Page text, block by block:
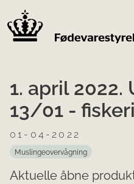
1. april
13/01 - fiskeri
01-04-2022
Muslingeovervågning
Aktuelle åbne